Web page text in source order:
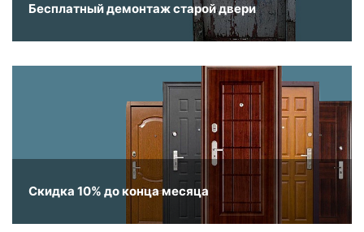
Бесплатный демонтаж старой двери
Скидка 10% до конца месяца